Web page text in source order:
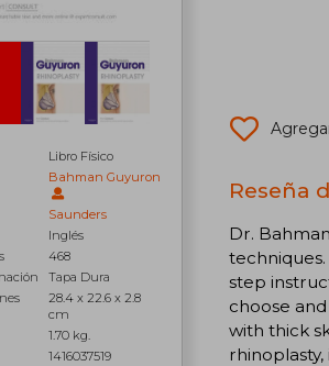
Libro Físico
Bahman Guyuron
Saunders
Inglés
468
Tapa Dura
28.4 x 22.6 x 2.8
cm
1.70 kg.
1416037519
Reseña
Dr.
step
choose
with thick